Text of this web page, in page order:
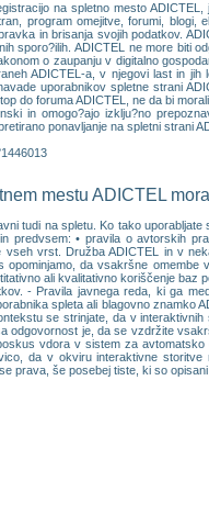
na spletno mesto
program omejitve, forumi,
in brisanja svojih podatkov.
sporo?ilih. ADICTEL ne more biti
o zaupanju v digitalno
ADICTEL-a, v njegovi last in
uporabnikov spletne strani
do foruma ADICTEL, ne da bi
in omogo?ajo izklju?no
ponavljanje na spletni strani
mestu ADICTEL
tudi na spletu. Ko tako
predvsem: • pravila o avtorskih
vrst. Družba ADICTEL in v
da vsakršne
ali kvalitativno koriščenje
- Pravila javnega reda, ki ga
spleta ali blagovno
se strinjate, da v
odgovornost je, da se vzdržite
vdora v sistem za
da v okviru interaktivne
prava, še posebej tiste, ki so opisani